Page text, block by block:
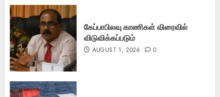
கேப்பாபிலவு காணிகள் விரைவில்
விடுவிக்கப்படும்
AUGUST 1, 2026 0